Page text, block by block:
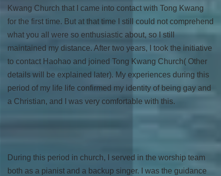
Kwang Church that I came into contact with Tong Kwang
for the first time. But at that time I still could not comprehend
what you all were so enthusiastic about, so I still
maintained my distance. After two years, I took the initiative
to contact Haohao and joined Tong Kwang Church( Other
details will be explained later). My experiences during this
period of my life life confirmed my identity of being gay and
a Christian, and I was very comfortable with this.
During this period in church, I served in the worship team
both as a pianist and a backup singer. I was the guidance